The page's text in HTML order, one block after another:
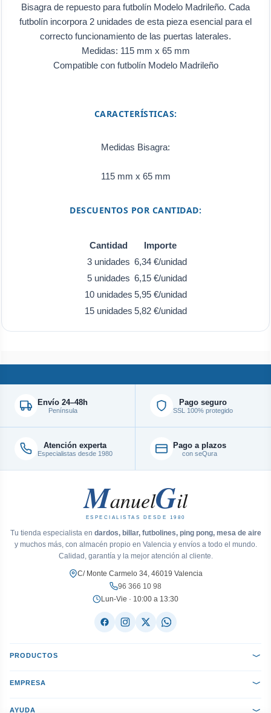
Bisagra de repuesto para futbolín Modelo Madrileño. Cada
futbolín incorpora 2 unidades de esta pieza esencial para el
correcto funcionamiento de las puertas laterales.
Medidas: 115 mm x 65 mm
Compatible con futbolín Modelo Madrileño
CARACTERÍSTICAS:
Medidas Bisagra:
115 mm x 65 mm
DESCUENTOS POR CANTIDAD:
Cantidad
Importe
3 unidades 6,34 €/unidad
5 unidades 6,15 €/unidad
10 unidades 5,95 €/unidad
15 unidades 5,82 €/unidad
Envío 24–48h
Península
Pago seguro
SSL 100% protegido
Atención experta
Especialistas desde 1980
Pago a plazos
con seQura
ManuelGil
ESPECIALISTAS DESDE 1980
Tu tienda especialista en dardos, billar, futbolines, ping pong, mesa de aire
y muchos más, con almacén propio en Valencia y envíos a todo el mundo.
Calidad, garantía y la mejor atención al cliente.
C/ Monte Carmelo 34, 46019 Valencia
96 366 10 98
Lun-Vie · 10:00 a 13:30
PRODUCTOS
EMPRESA
AYUDA